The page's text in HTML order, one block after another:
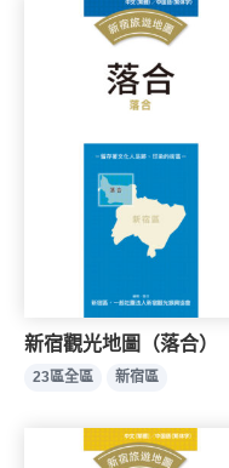
新宿觀光地圖（落合）
23區全區 新宿區